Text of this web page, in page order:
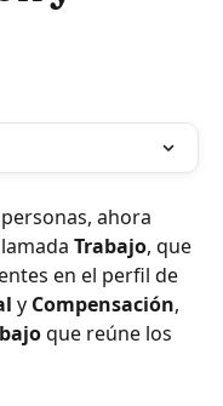
ahora
Trabajo, que
en el perfil de
y Compensación,
que reúne los